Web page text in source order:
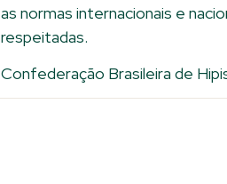
as normas internacionais e
respeitadas.
Confederação Brasileira de